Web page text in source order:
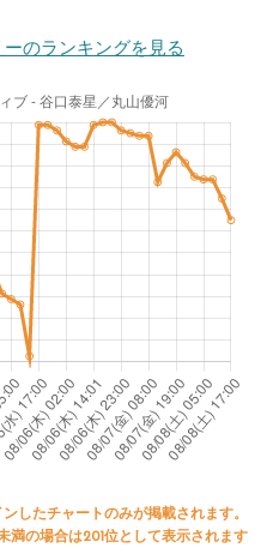
のランキングを見る
したチャートのみが掲載されます。
満の場合は201位として表示されます